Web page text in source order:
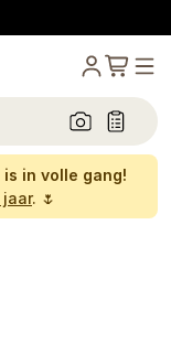
in volle gang!
. 🌷